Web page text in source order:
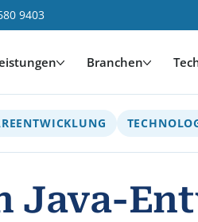
9403
Branchen
Java-